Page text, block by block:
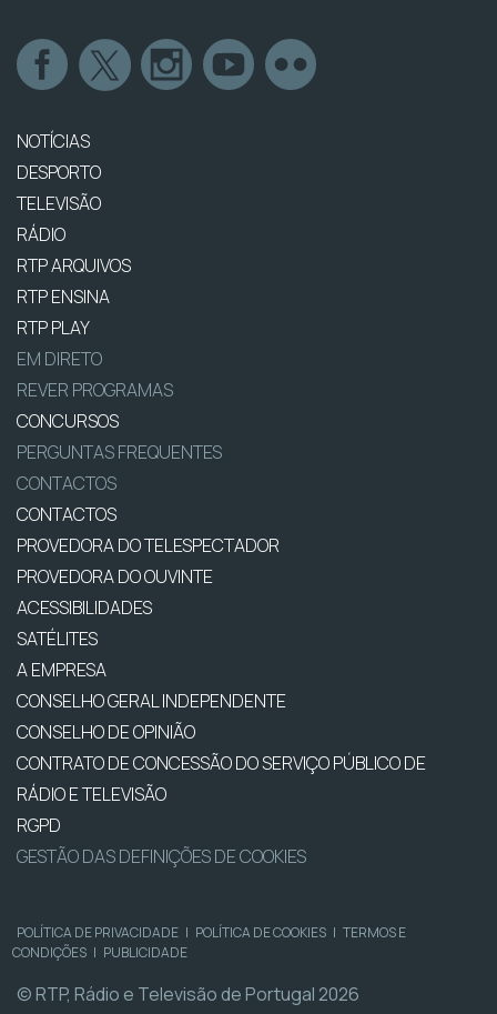
NOTÍCIAS
DESPORTO
TELEVISÃO
RÁDIO
RTP ARQUIVOS
RTP ENSINA
RTP PLAY
EM DIRETO
REVER PROGRAMAS
CONCURSOS
PERGUNTAS FREQUENTES
CONTACTOS
CONTACTOS
PROVEDORA DO TELESPECTADOR
PROVEDORA DO OUVINTE
ACESSIBILIDADES
SATÉLITES
A EMPRESA
CONSELHO GERAL INDEPENDENTE
CONSELHO DE OPINIÃO
CONTRATO DE CONCESSÃO DO SERVIÇO PÚBLICO DE
RÁDIO E TELEVISÃO
RGPD
GESTÃO DAS DEFINIÇÕES DE COOKIES
POLÍTICA DE PRIVACIDADE | POLÍTICA DE COOKIES | TERMOS E
CONDIÇÕES | PUBLICIDADE
© RTP, Rádio e Televisão de Portugal 2026